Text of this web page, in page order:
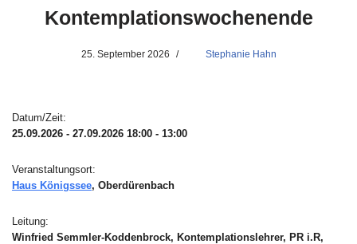
Kontemplationswochenende
25. September 2026 Stephanie Hahn
Datum/Zeit:
25.09.2026 - 27.09.2026 18:00 - 13:00
Veranstaltungsort:
Haus Königssee, Oberdürenbach
Leitung:
Winfried Semmler-Koddenbrock, Kontemplationslehrer, PR i.R,